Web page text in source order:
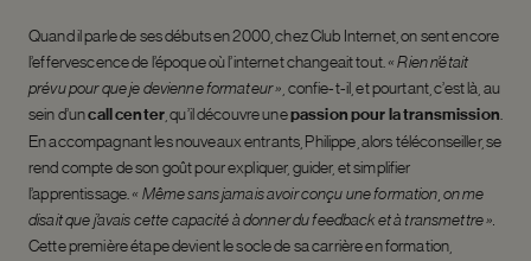
Quand il parle de ses débuts en 2000, chez Club Internet, on sent encore
l’effervescence de l’époque où l’internet changeait tout.« Rien n’était
prévu pour que je devienne formateur » , confie-t-il, et pourtant, c’est là, au
sein d’uncall center, qu’il découvre unepassion pour la transmission.
En accompagnant les nouveaux entrants, Philippe, alors téléconseiller, se
rend compte de son goût pour expliquer, guider, et simplifier
l’apprentissage.« Même sans jamais avoir conçu une formation, on me
disait que j’avais cette capacité à donner du feedback et à transmettre ».
Cette première étape devient le socle de sa carrière en formation,